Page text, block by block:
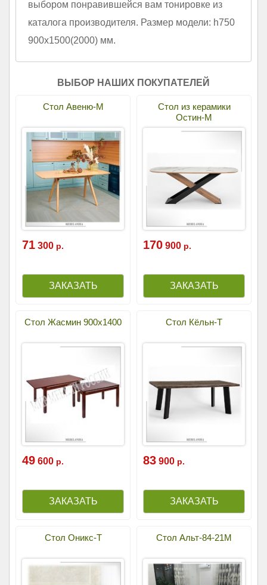
выбором понравившейся вам тонировке из
каталога производителя. Размер модели: h750
900х1500(2000) мм.
ВЫБОР НАШИХ ПОКУПАТЕЛЕЙ
Стол Авеню-М
71 300 р.
Стол из керамики
Остин-М
170 900 р.
Стол Жасмин 900х1400
49 600 р.
Стол Кёльн-Т
83 900 р.
Стол Оникс-Т Стол Альт-84-21М